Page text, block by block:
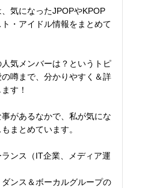
気になったJPOPやKPOP
・アイドル情報をまとめて
気メンバーは？というトピ
の噂まで、分かりやすく＆詳
す！
があるなかで、私が気にな
まとめています。
ンス（IT企業、メディア運
ンス＆ボーカルグループの